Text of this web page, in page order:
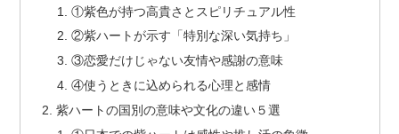
①紫色が持つ高貴さとスピリチュアル性
②紫ハートが示す「特別な深い気持ち」
③恋愛だけじゃない友情や感謝の意味
④使うときに込められる心理と感情
紫ハートの国別の意味や文化の違い５選